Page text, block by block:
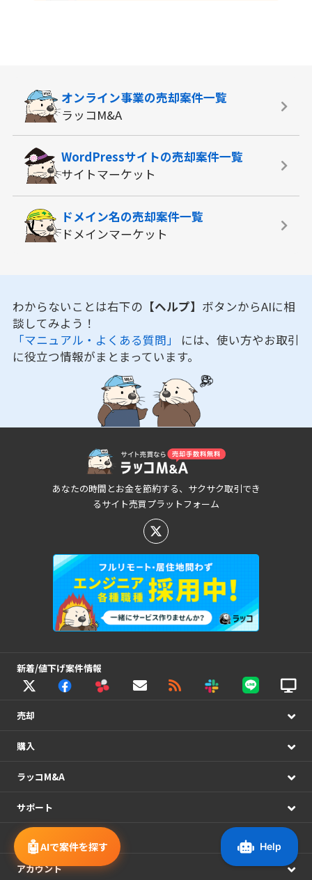
🤖AIで案件を探す
オンライン事業の売却案件一覧
ラッコM&A
WordPressサイトの売却案件一覧
サイトマーケット
ドメイン名の売却案件一覧
ドメインマーケット
わからないことは右下の 【ヘルプ】 ボタンからAIに相
談してみよう！
「マニュアル・よくある質問」 には、使い方やお取引
に役立つ情報がまとまっています。
あなたの時間とお金を節約する、サクサク取引でき
るサイト売買プラットフォーム
新着/値下げ案件情報
売却
購入
ラッコM&A
サポート
システム連携
アカウント